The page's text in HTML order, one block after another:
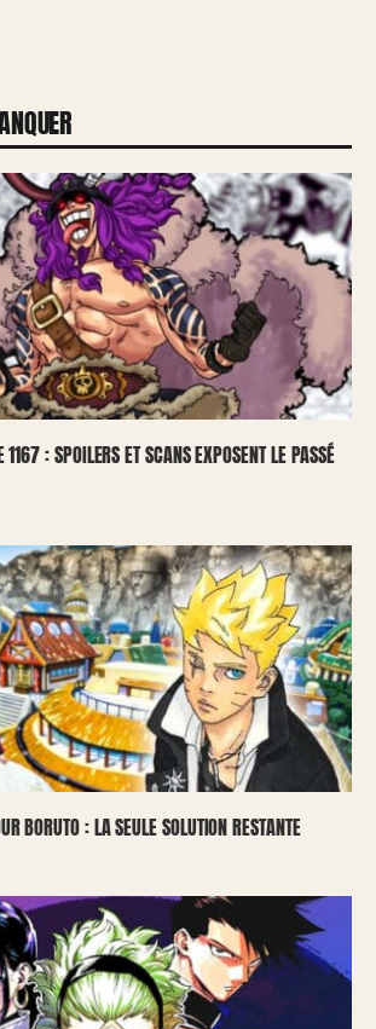
: SPOILERS ET SCANS EXPOSENT LE PASSÉ
BORUTO : LA SEULE SOLUTION RESTANTE